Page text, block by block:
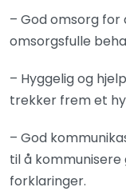
– God omsorg for
omsorgsfulle
– Hyggelig og
trekker frem et
– God
til å
forklaringer.